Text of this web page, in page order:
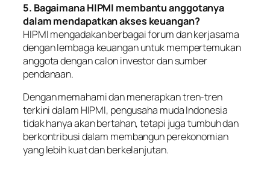
5. Bagaimana HIPMI membantu anggotanya
dalam mendapatkan akses keuangan?
HIPMI mengadakan berbagai forum dan kerjasama
dengan lembaga keuangan untuk mempertemukan
anggota dengan calon investor dan sumber
pendanaan.
Dengan memahami dan menerapkan tren-tren
terkini dalam HIPMI, pengusaha muda Indonesia
tidak hanya akan bertahan, tetapi juga tumbuh dan
berkontribusi dalam membangun perekonomian
yang lebih kuat dan berkelanjutan.